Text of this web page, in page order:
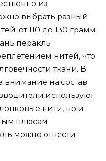
из
выбрать разный
от 110 до 130 грамм
перакль
нитей, что
ткани. В
внимание на состав
используют
нити, но и
плюсам
можно отнести: